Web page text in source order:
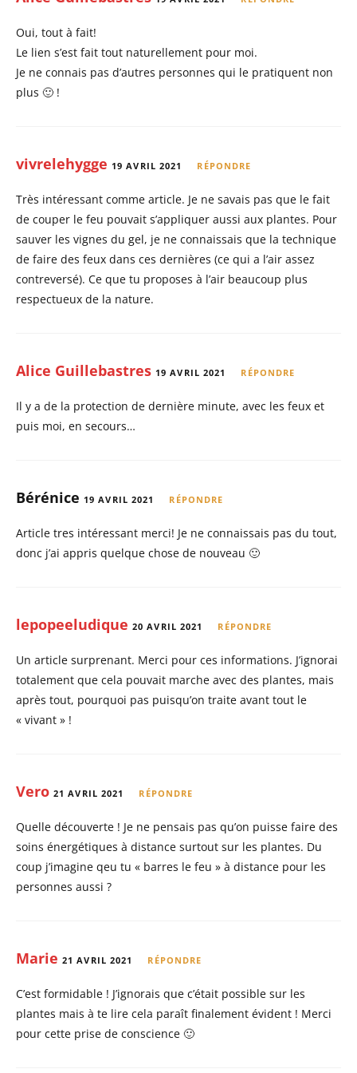
Oui, tout à fait!
Le lien s’est fait tout naturellement pour moi.
Je ne connais pas d’autres personnes qui le pratiquent non
plus 🙂 !
vivrelehygge 19 AVRIL 2021 RÉPONDRE
Très intéressant comme article. Je ne savais pas que le fait
de couper le feu pouvait s’appliquer aussi aux plantes. Pour
sauver les vignes du gel, je ne connaissais que la technique
de faire des feux dans ces dernières (ce qui a l’air assez
contreversé). Ce que tu proposes à l’air beaucoup plus
respectueux de la nature.
Alice Guillebastres 19 AVRIL 2021 RÉPONDRE
Il y a de la protection de dernière minute, avec les feux et
puis moi, en secours…
Bérénice 19 AVRIL 2021 RÉPONDRE
Article tres intéressant merci! Je ne connaissais pas du tout,
donc j’ai appris quelque chose de nouveau 🙂
lepopeeludique 20 AVRIL 2021 RÉPONDRE
Un article surprenant. Merci pour ces informations. J’ignorai
totalement que cela pouvait marche avec des plantes, mais
après tout, pourquoi pas puisqu’on traite avant tout le
« vivant » !
Vero 21 AVRIL 2021 RÉPONDRE
Quelle découverte ! Je ne pensais pas qu’on puisse faire des
soins énergétiques à distance surtout sur les plantes. Du
coup j’imagine qeu tu « barres le feu » à distance pour les
personnes aussi ?
Marie 21 AVRIL 2021 RÉPONDRE
C’est formidable ! J’ignorais que c’était possible sur les
plantes mais à te lire cela paraît finalement évident ! Merci
pour cette prise de conscience 🙂